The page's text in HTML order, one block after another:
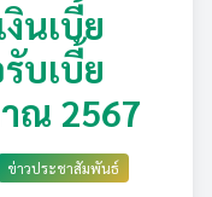
นเบี้ย
บเบี้ย
ณ 2567
ข่าวประชาสัมพันธ์